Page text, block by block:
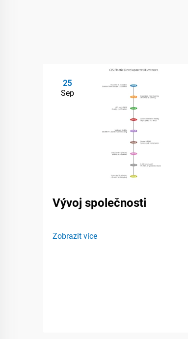
25
Sep
Vývoj společnosti
Zobrazit více